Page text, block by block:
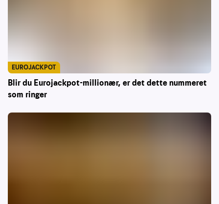
Blir du Eurojackpot-millionær, er det dette nummeret
som ringer
EUROJACKPOT